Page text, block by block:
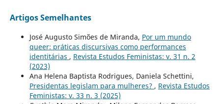
Artigos Semelhantes
José Augusto Simões de Miranda, Por um mundo
queer: práticas discursivas como performances
identitárias , Revista Estudos Feministas: v. 31 n. 2
(2023)
Ana Helena Baptista Rodrigues, Daniela Schettini,
Presidentas legislam para mulheres? , Revista Estudos
Feministas: v. 33 n. 3 (2025)